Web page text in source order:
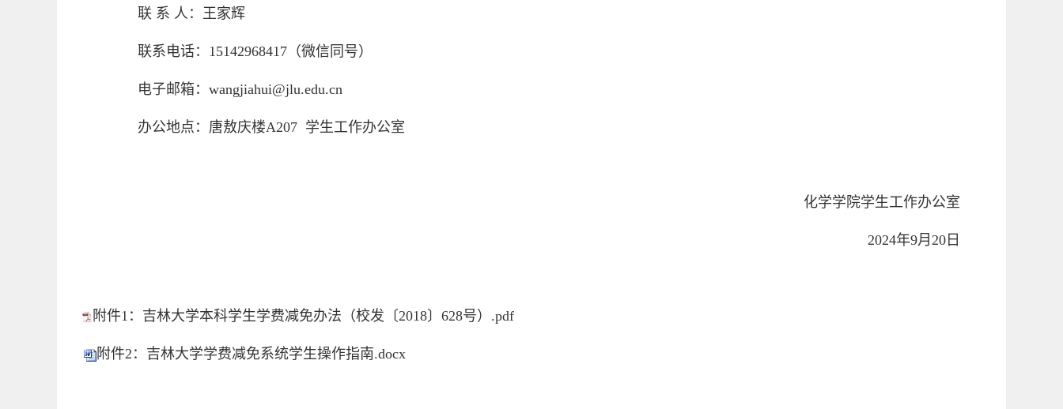
联 系 人：王家辉
联系电话： 15142968417（微信同号）
电子邮箱： wangjiahui@jlu.edu.cn
办公地点：唐敖庆楼A207 学生工作办公室
化学学院学生工作办公室
2024年9月20日
附件1：吉林大学本科学生学费减免办法（校发〔2018〕628号）.pdf
附件2：吉林大学学费减免系统学生操作指南.docx